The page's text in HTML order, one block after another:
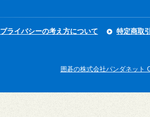
プライバシーの考え方について 特定商取
囲碁の株式会社パンダネット